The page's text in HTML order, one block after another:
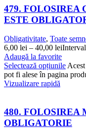
479. FOLOSIREA
ESTE
Obligativitate, Toate
6,00 lei – 40,00 lei
Adaugă la favorite
Selectează opțiunile
pot fi alese în pagina
Vizualizare rapidă
480. FOLOSIREA
OBLIGATORIE